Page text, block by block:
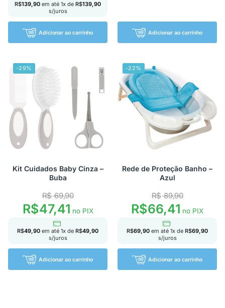
R$139,90 em até 1x de R$139,90
s/juros
Adicionar ao carrinho Adicionar ao carrinho
-29%
Kit Cuidados Baby Cinza –
Buba
R$69,90
R$47,41 no PIX
R$49,90 em até 1x de R$49,90
s/juros
Adicionar ao carrinho
-22%
Rede de Proteção Banho –
Azul
R$89,90
R$66,41 no PIX
R$69,90 em até 1x de R$69,90
s/juros
Adicionar ao carrinho